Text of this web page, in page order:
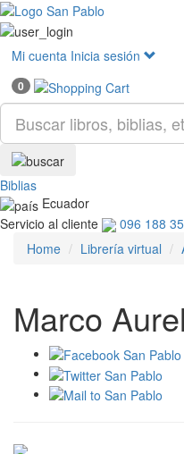
Mi cuenta Inicia sesión
0
Biblias
Ecuador
Servicio al cliente
096 188
Home
Librería virtual
Marco